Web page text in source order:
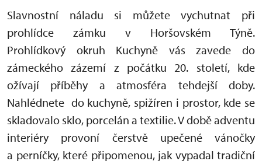
Slavnostní náladu si můžete vychutnat při
prohlídce zámku v Horšovském Týně.
Prohlídkový okruh Kuchyně vás zavede do
zámeckého zázemí z počátku 20. století, kde
ožívají příběhy a atmosféra tehdejší doby.
Nahlédnete do kuchyně, spižíren i prostor, kde se
skladovalo sklo, porcelán a textilie. V době adventu
interiéry provoní čerstvě upečené vánočky
a perníčky, které připomenou, jak vypadal tradiční